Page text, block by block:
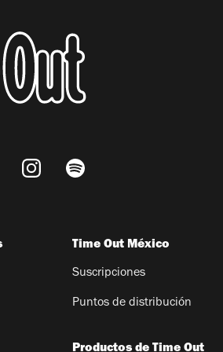
Time Out México
Suscripciones
Puntos de distribución
Productos de Time Out